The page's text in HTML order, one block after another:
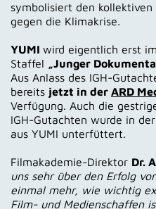
symbolisiert den
gegen die Klimakrise.
YUMI wird eigentlich erst
Staffel „Junger
Aus Anlass des IGH-
bereits jetzt in der ARD
Verfügung. Auch die
IGH-Gutachten wurde in
aus YUMI unterfüttert.
Filmakademie-Direktor Dr.
uns sehr über den Erfolg
einmal mehr, wie wichtig
Film- und Medienschaffen